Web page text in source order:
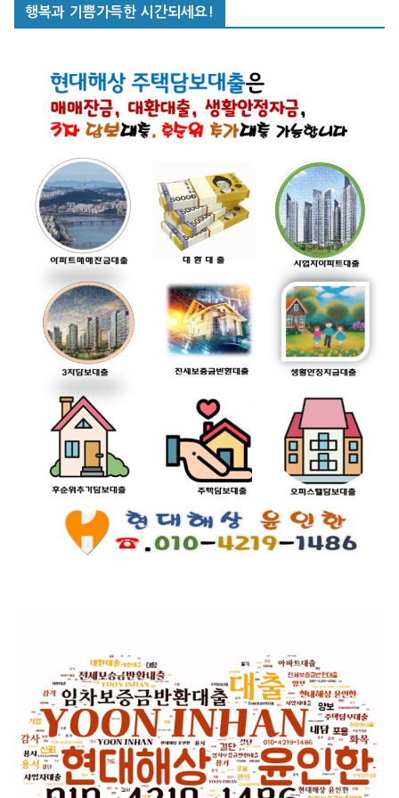
행복과 기쁨가득한 시간되세요!